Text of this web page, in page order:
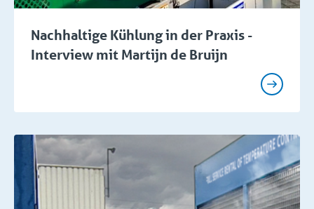
Nachhaltige Kühlung in der Praxis -
Interview mit Martijn de Bruijn